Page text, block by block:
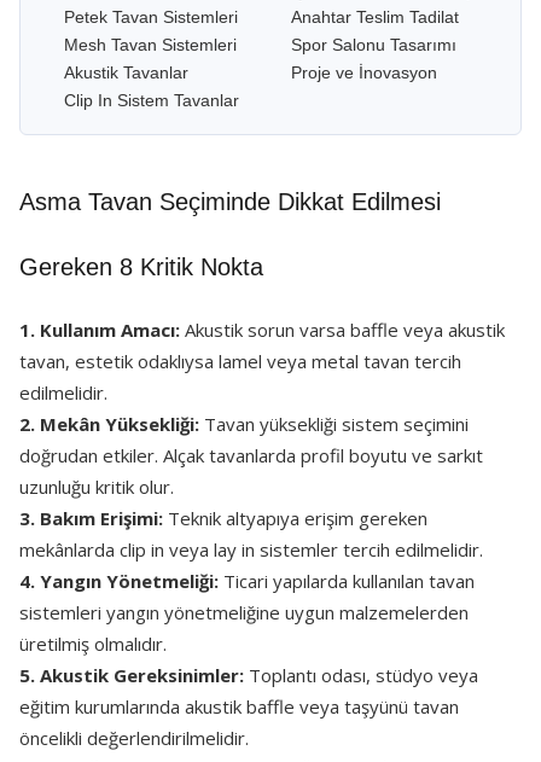
Petek Tavan Sistemleri
Mesh Tavan Sistemleri
Akustik Tavanlar
Clip In Sistem Tavanlar
Anahtar Teslim Tadilat
Spor Salonu Tasarımı
Proje ve İnovasyon
Asma Tavan Seçiminde Dikkat Edilmesi
Gereken 8 Kritik Nokta
1. Kullanım Amacı: Akustik sorun varsa baffle veya akustik
tavan, estetik odaklıysa lamel veya metal tavan tercih
edilmelidir.
2. Mekân Yüksekliği: Tavan yüksekliği sistem seçimini
doğrudan etkiler. Alçak tavanlarda profil boyutu ve sarkıt
uzunluğu kritik olur.
3. Bakım Erişimi: Teknik altyapıya erişim gereken
mekânlarda clip in veya lay in sistemler tercih edilmelidir.
4. Yangın Yönetmeliği: Ticari yapılarda kullanılan tavan
sistemleri yangın yönetmeliğine uygun malzemelerden
üretilmiş olmalıdır.
5. Akustik Gereksinimler: Toplantı odası, stüdyo veya
eğitim kurumlarında akustik baffle veya taşyünü tavan
öncelikli değerlendirilmelidir.